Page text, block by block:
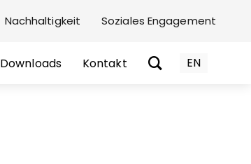
Nachhaltigkeit Soziales Engagement
Downloads Kontakt
EN